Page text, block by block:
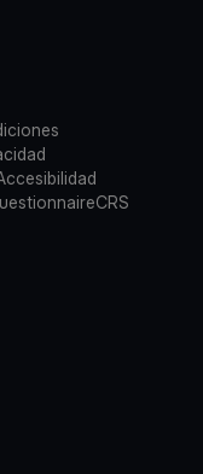
CRS